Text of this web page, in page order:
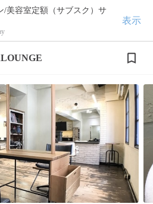
/美容室定額（サブスク）サ
表示